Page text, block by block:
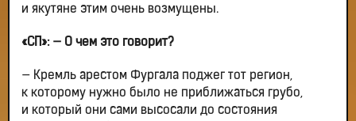
и якутяне этим очень возмущены.
«СП»: — О чем это говорит?
— Кремль арестом Фургала поджег тот регион,
к которому нужно было не приближаться грубо,
и который они сами высосали до состояния